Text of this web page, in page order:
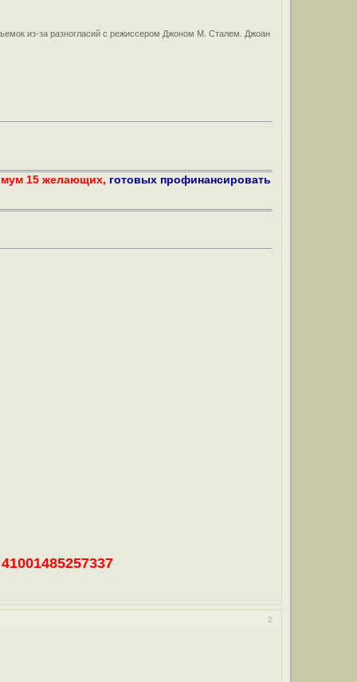
из-за разногласий с режиссером Джоном М. Сталем. Джоан
15 желающих, готовых профинансировать
41001485257337
2